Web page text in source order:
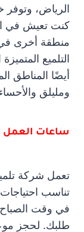
الرياض،
كنت تعيش في
منطقة أخرى في
التلميع
أيضًا المناطق
ومليلق
ساعات العمل
تعمل شركة
تناسب
في وقت الصباح
طلبك. لحجز